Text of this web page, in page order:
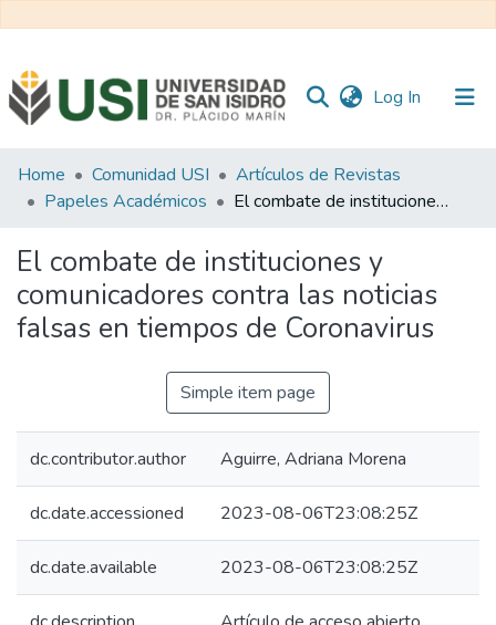
Log In (current)
Communities
&
All of RI USI
Statistics
Home Comunidad USI
Artículos de Revistas
Papeles Académicos
El combate de instituciones y comunicadores contra las noticias falsas en tiempos de Coronavirus
El combate de instituciones y
comunicadores contra las noticias
falsas en tiempos de Coronavirus
Simple item page
dc.contributor.author Aguirre, Adriana Morena
dc.date.accessioned 2023-08-06T23:08:25Z
dc.date.available 2023-08-06T23:08:25Z